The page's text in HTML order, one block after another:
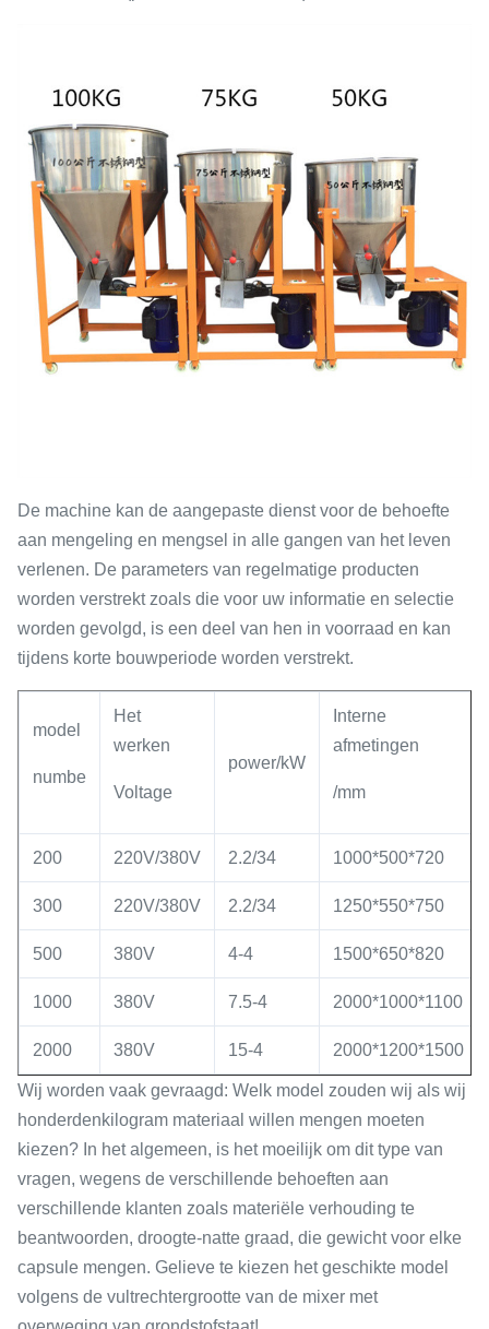
De machine kan de aangepaste dienst voor de behoefte
aan mengeling en mengsel in alle gangen van het leven
verlenen. De parameters van regelmatige producten
worden verstrekt zoals die voor uw informatie en selectie
worden gevolgd, is een deel van hen in voorraad en kan
tijdens korte bouwperiode worden verstrekt.
model
numbe
Het
werken
Voltage
power/kW
Interne
afmetingen
/mm
200 220V/380V 2.2/34 1000*500*720
300 220V/380V 2.2/34 1250*550*750
500 380V 4-4 1500*650*820
1000 380V 7.5-4 2000*1000*1100
2000 380V 15-4 2000*1200*1500
Wij worden vaak gevraagd: Welk model zouden wij als wij
honderdenkilogram materiaal willen mengen moeten
kiezen? In het algemeen, is het moeilijk om dit type van
vragen, wegens de verschillende behoeften aan
verschillende klanten zoals materiële verhouding te
beantwoorden, droogte-natte graad, die gewicht voor elke
capsule mengen. Gelieve te kiezen het geschikte model
volgens de vultrechtergrootte van de mixer met